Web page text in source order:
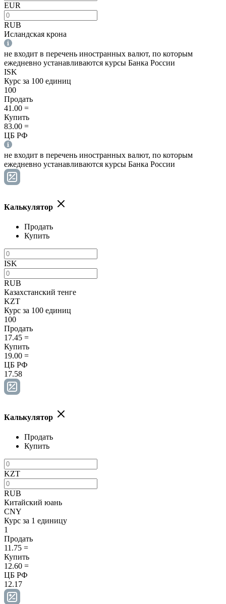
EUR
RUB
Исландская крона
не входит в перечень иностранных валют, по которым
ежедневно устанавливаются курсы Банка России
ISK
Курс за 100 единиц
100
Продать
41.00 =
Купить
83.00 =
ЦБ РФ
не входит в перечень иностранных валют, по которым
ежедневно устанавливаются курсы Банка России
Калькулятор
Продать
Купить
ISK
RUB
Казахстанский тенге
KZT
Курс за 100 единиц
100
Продать
17.45 =
Купить
19.00 =
ЦБ РФ
17.58
Калькулятор
Продать
Купить
KZT
RUB
Китайский юань
CNY
Курс за 1 единицу
1
Продать
11.75 =
Купить
12.60 =
ЦБ РФ
12.17